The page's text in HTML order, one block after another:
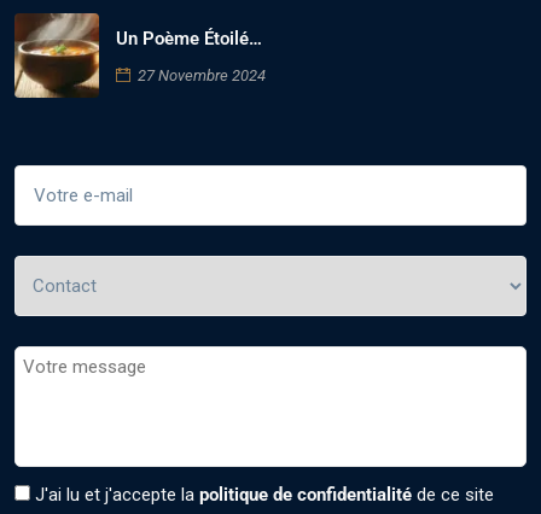
Un Poème Étoilé…
27 Novembre 2024
J'ai lu et j'accepte la politique de confidentialité de ce site